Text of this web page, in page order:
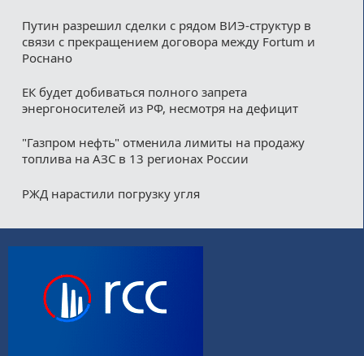
Путин разрешил сделки с рядом ВИЭ-структур в
связи с прекращением договора между Fortum и
Роснано
ЕК будет добиваться полного запрета
энергоносителей из РФ, несмотря на дефицит
"Газпром нефть" отменила лимиты на продажу
топлива на АЗС в 13 регионах России
РЖД нарастили погрузку угля